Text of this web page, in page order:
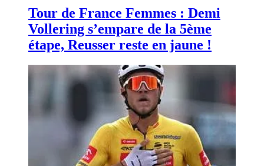
Tour de France Femmes : Demi
Vollering s’empare de la 5ème
étape, Reusser reste en jaune !